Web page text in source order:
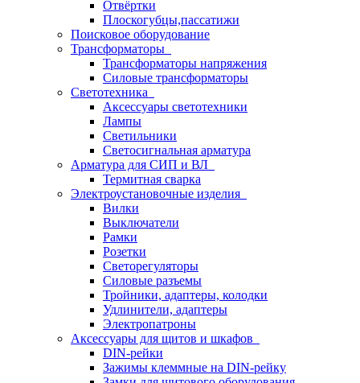
Отвёртки
Плоскогубцы,пассатижи
Поисковое оборудование
Трансформаторы
Трансформаторы напряжения
Силовые трансформаторы
Светотехника
Аксессуары светотехники
Лампы
Светильники
Светосигнальная арматура
Арматура для СИП и ВЛ
Термитная сварка
Электроустановочные изделия
Вилки
Выключатели
Рамки
Розетки
Светорегуляторы
Силовые разъемы
Тройники, адаптеры, колодки
Удлинители, адаптеры
Электропатроны
Аксессуары для щитов и шкафов
DIN-рейки
Зажимы клеммные на DIN-рейку